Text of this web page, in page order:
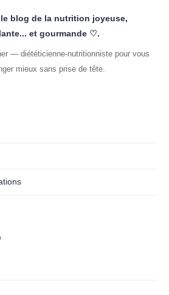
blog de la nutrition joyeuse,
et gourmande ♡.
— diététicienne-nutritionniste pour vous
mieux sans prise de tête.